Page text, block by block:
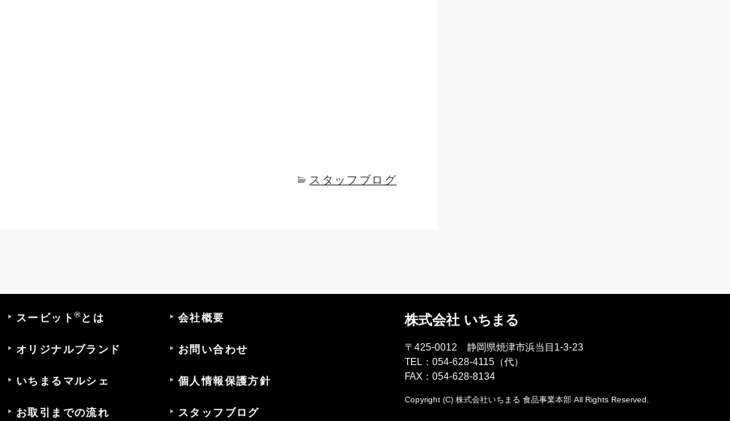
スタッフブログ
スービット ®とは
オリジナルブランド
いちまるマルシェ
お取引までの流れ
会社概要
お問い合わせ
個人情報保護方針
スタッフブログ
株式会社 いちまる
〒425-0012 静岡県焼津市浜当目1-3-23
TEL： 054-628-4115 （代）
FAX：054-628-8134
Copyright (C) 株式会社いちまる 食品事業本部 All Rights Reserved.